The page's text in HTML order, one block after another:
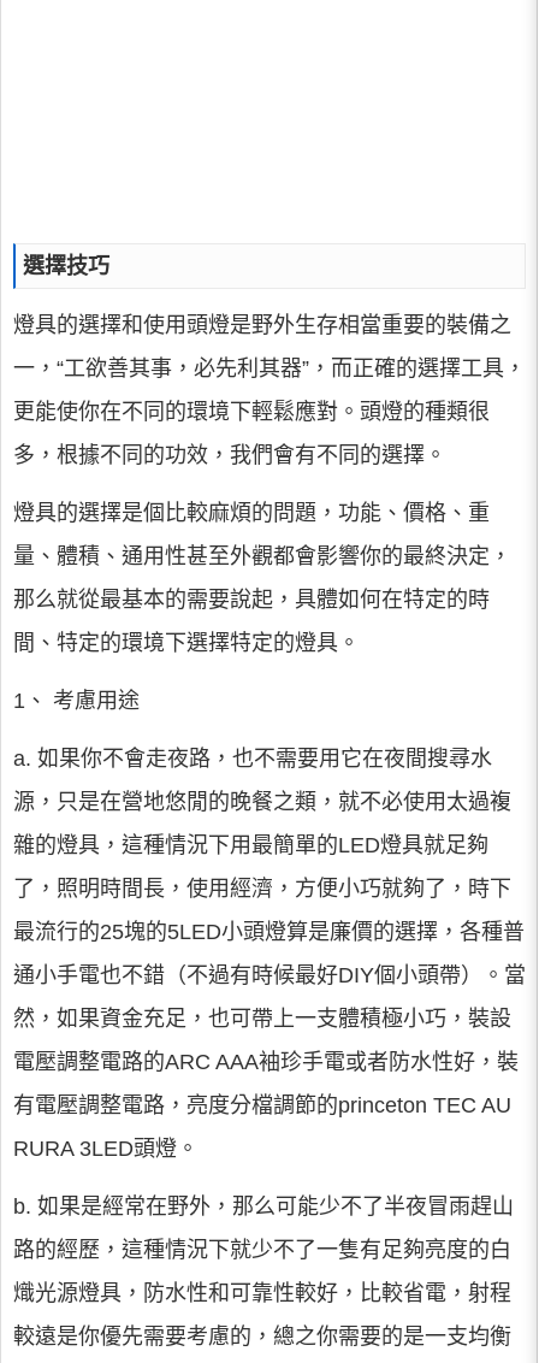
選擇技巧
燈具的選擇和使用頭燈是野外生存相當重要的裝備之
一，“工欲善其事，必先利其器”，而正確的選擇工具，
更能使你在不同的環境下輕鬆應對。頭燈的種類很
多，根據不同的功效，我們會有不同的選擇。
燈具的選擇是個比較麻煩的問題，功能、價格、重
量、體積、通用性甚至外觀都會影響你的最終決定，
那么就從最基本的需要說起，具體如何在特定的時
間、特定的環境下選擇特定的燈具。
1、 考慮用途
a. 如果你不會走夜路，也不需要用它在夜間搜尋水
源，只是在營地悠閒的晚餐之類，就不必使用太過複
雜的燈具，這種情況下用最簡單的LED燈具就足夠
了，照明時間長，使用經濟，方便小巧就夠了，時下
最流行的25塊的5LED小頭燈算是廉價的選擇，各種普
通小手電也不錯（不過有時候最好DIY個小頭帶）。當
然，如果資金充足，也可帶上一支體積極小巧，裝設
電壓調整電路的ARC AAA袖珍手電或者防水性好，裝
有電壓調整電路，亮度分檔調節的princeton TEC AU
RURA 3LED頭燈。
b. 如果是經常在野外，那么可能少不了半夜冒雨趕山
路的經歷，這種情況下就少不了一隻有足夠亮度的白
熾光源燈具，防水性和可靠性較好，比較省電，射程
較遠是你優先需要考慮的，總之你需要的是一支均衡